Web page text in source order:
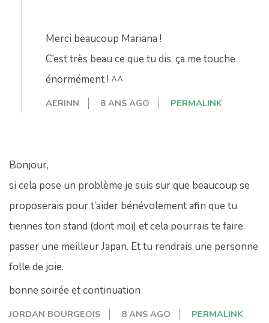
Merci beaucoup Mariana !
C’est très beau ce que tu dis, ça me touche
énormément ! ^^
AERINN 8 ANS AGO PERMALINK
Bonjour,
si cela pose un problème je suis sur que beaucoup se
proposerais pour t’aider bénévolement afin que tu
tiennes ton stand (dont moi) et cela pourrais te faire
passer une meilleur Japan. Et tu rendrais une personne
folle de joie.
bonne soirée et continuation
JORDAN BOURGEOIS 8 ANS AGO PERMALINK